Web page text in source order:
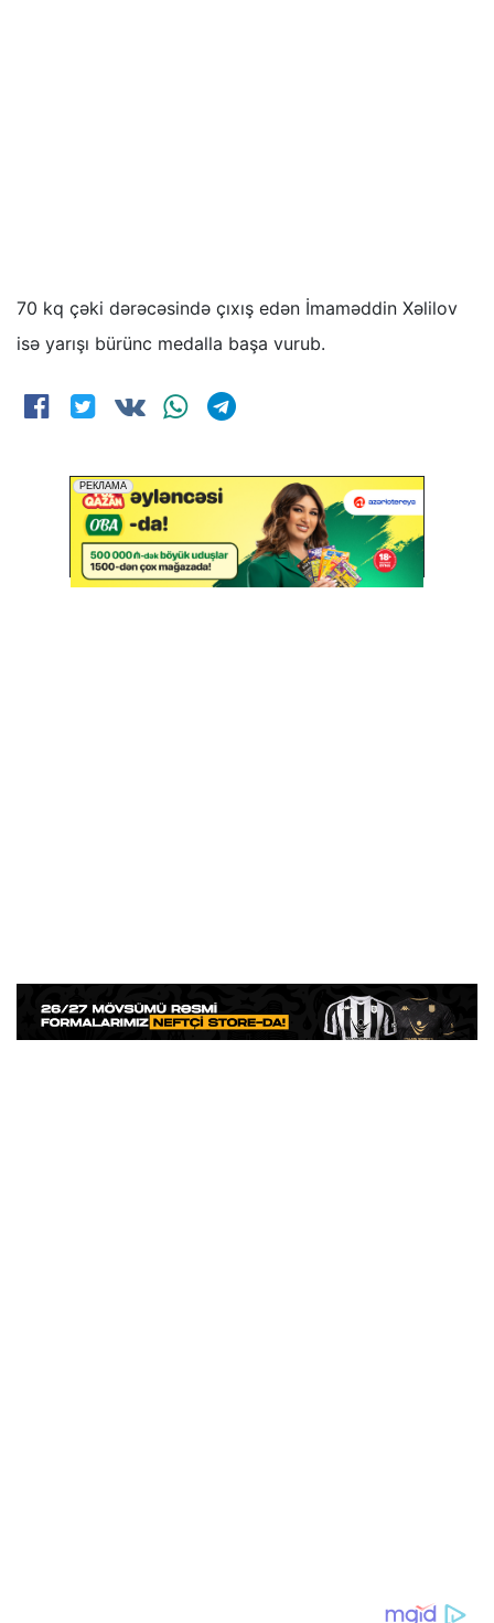
70 kq çəki dərəcəsində çıxış edən İmaməddin Xəlilov
isə yarışı bürünc medalla başa vurub.